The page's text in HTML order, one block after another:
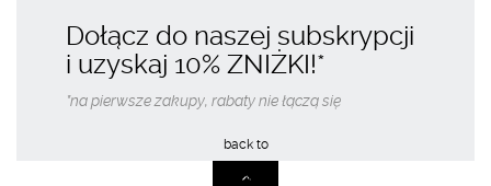
Dołącz do naszej subskrypcji
i uzyskaj
10% ZNIŻKI !*
*na pierwsze zakupy, rabaty nie łączą się